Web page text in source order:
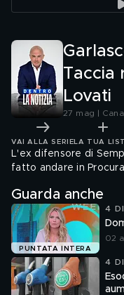
Taccia
Lovati
27 mag |
VAI ALLA SERIE LA TUA
L'ex difensore di
fatto andare in
Guarda anche
PUNTATA INTERA
4
02
4